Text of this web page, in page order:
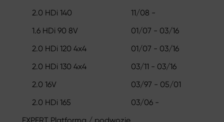
2.0 HDi 140
11/08 -
1.6 HDi 90 8V
01/07 - 03/16
2.0 HDi 120 4x4
01/07 - 03/16
2.0 HDi 130 4x4
03/11 - 03/16
2.0 16V
03/97 - 05/01
2.0 HDi 165
03/06 -